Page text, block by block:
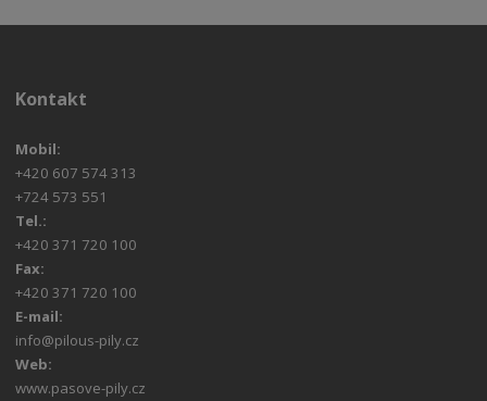
Kontakt
Mobil:
+420 607 574 313
+724 573 551
Tel.:
+420 371 720 100
Fax:
+420 371 720 100
E-mail:
info@pilous-pily.cz
Web:
www.pasove-pily.cz